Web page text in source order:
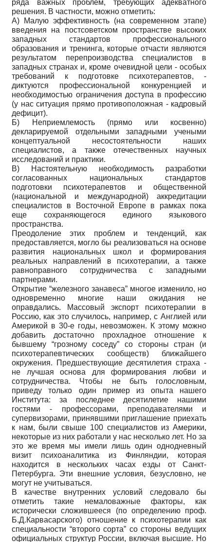
ряда важных проблем, требующих адекватного
решения. В частности, можно отметить:
А) Малую эффективность (на современном этапе)
введения на постсоветском пространстве высоких
западных стандартов профессионального
образования и тренинга, которые отчасти являются
результатом перепроизводства специалистов в
западных странах и, кроме очевидной цели - особых
требований к подготовке психотерапевтов, -
диктуются профессиональной конкуренцией и
необходимостью ограничения доступа в профессию
(у нас ситуация прямо противоположная - кадровый
дефицит).
Б) Неприемлемость (прямо или косвенно)
декларируемой отдельными западными учеными
концептуальной несостоятельности наших
специалистов, а также отечественных научных
исследований и практики.
В) Настоятельную необходимость разработки
согласованных национальных стандартов
подготовки психотерапевтов и общественной
(национальной и международной) аккредитации
специалистов в Восточной Европе в рамках пока
еще сохраняющегося единого языкового
пространства.
Преодоление этих проблем и тенденций, как
предоставляется, могло бы реализоваться на основе
развития национальных школ и формирования
реальных направлений в психотерапии, а также
равноправного сотрудничества с западными
партнерами.
Открытие “железного занавеса” многое изменило, но
одновременно многие наши ожидания не
оправдались. Массовый экспорт психотерапии в
Россию, как это случилось, например, с Англией или
Америкой в 30-е годы, невозможен. К этому можно
добавить достаточно прохладное отношение к
бывшему “грозному соседу” со стороны стран (и
психотерапевтических сообществ) ближайшего
окружения. Предшествующие десятилетия страха -
не лучшая основа для формирования любви и
сотрудничества. Чтобы не быть голословным,
приведу только один пример из опыта нашего
Института: за последнее десятилетие нашими
гостями - профессорами, преподавателями и
супервизорами, принявшими приглашение приехать
к нам, были свыше 100 специалистов из Америки,
некоторые из них работали у нас несколько лет. Но за
это же время мы имели лишь один однодневный
визит психоаналитика из Финляндии, которая
находится в нескольких часах езды от Санкт-
Петербурга. Эти внешние условия, безусловно, не
могут не учитываться.
В качестве внутренних условий следовало бы
отметить такие немаловажные факторы, как
исторически сложившееся (по определению проф.
Б.Д.Карвасарского) отношение к психотерапии как
специальности “второго сорта” со стороны ведущих
официальных структур России, включая высшие. Но